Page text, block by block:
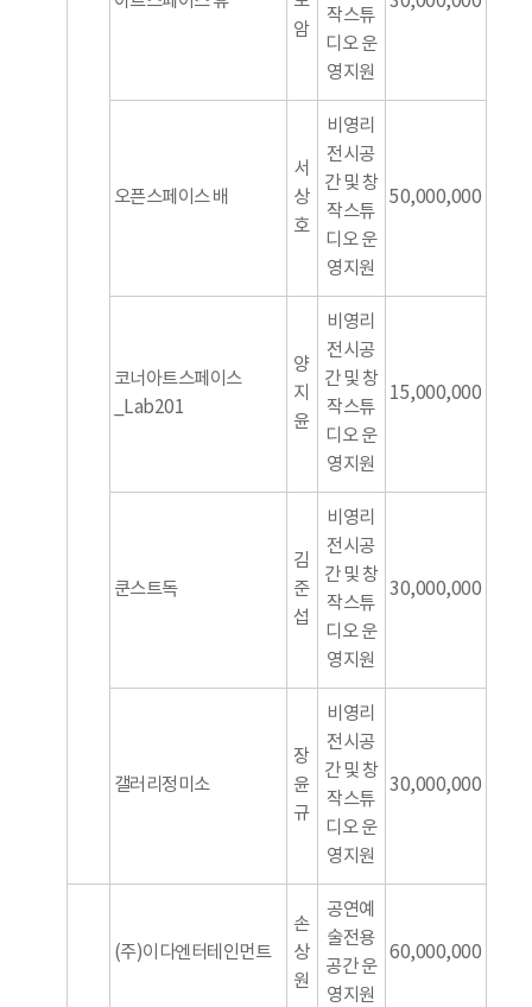
암
작스튜
디오 운
영지원
오픈스페이스 배
서
상
호
비영리
전시공
간 및 창
작스튜
디오 운
영지원
50,000,000
코너아트스페이스
_Lab201
양
지
윤
비영리
전시공
간 및 창
작스튜
디오 운
영지원
15,000,000
쿤스트독
김
준
섭
비영리
전시공
간 및 창
작스튜
디오 운
영지원
30,000,000
갤러리정미소
장
윤
규
비영리
전시공
간 및 창
작스튜
디오 운
영지원
30,000,000
(주)이다엔터테인먼트
손
상
원
공연예
술전용
공간 운
영지원
60,000,000